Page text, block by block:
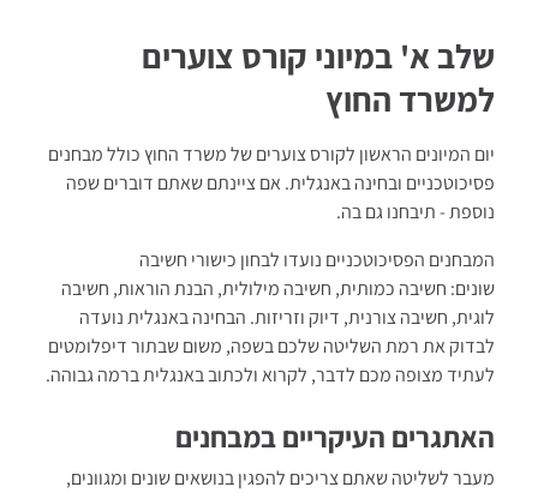
קבלו הצצה לערכת ההכנה
שלב א' במיוני קורס צוערים
למשרד החוץ
יום המיונים הראשון לקורס צוערים של משרד החוץ כולל מבחנים
פסיכוטכניים ובחינה באנגלית. אם ציינתם שאתם דוברים שפה
נוספת - תיבחנו גם בה.
המבחנים הפסיכוטכניים נועדו לבחון כישורי חשיבה
שונים: חשיבה כמותית, חשיבה מילולית, הבנת הוראות, חשיבה
לוגית, חשיבה צורנית, דיוק וזריזות. הבחינה באנגלית נועדה
לבדוק את רמת השליטה שלכם בשפה, משום שבתור דיפלומטים
לעתיד מצופה מכם לדבר, לקרוא ולכתוב באנגלית ברמה גבוהה.
האתגרים העיקריים במבחנים
מעבר לשליטה שאתם צריכים להפגין בנושאים שונים ומגוונים,